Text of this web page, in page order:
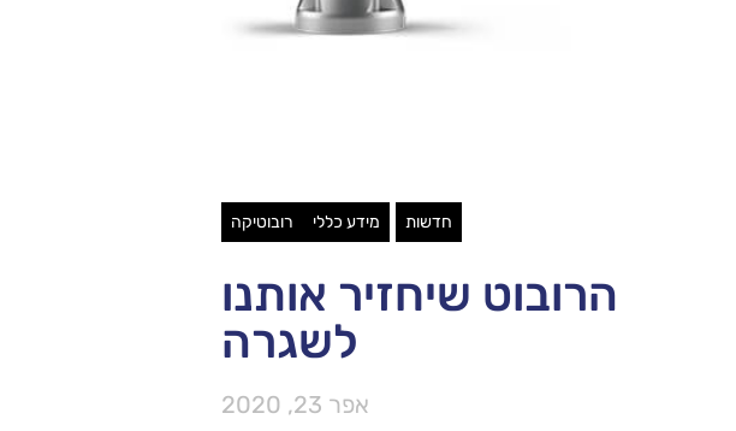
חדשות מידע כללי רובוטיקה
הרובוט שיחזיר אותנו
לשגרה
אפר 23, 2020